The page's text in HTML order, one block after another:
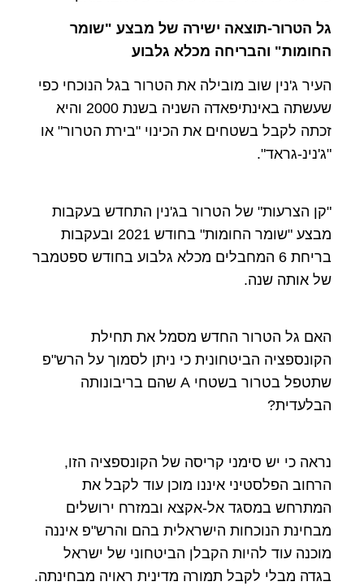
גל הטרור-תוצאה ישירה של מבצע "שומר
החומות" והבריחה מכלא גלבוע
העיר ג'נין שוב מובילה את הטרור בגל הנוכחי כפי
שעשתה באינתיפאדה השניה בשנת 2000 והיא
זכתה לקבל בשטחים את הכינוי "בירת הטרור" או
"ג'נינ-גראד".
"קן הצרעות" של הטרור בג'נין התחדש בעקבות
מבצע "שומר החומות" בחודש 2021 ובעקבות
בריחת 6 המחבלים מכלא גלבוע בחודש ספטמבר
של אותה שנה.
האם גל הטרור החדש מסמל את תחילת
הקונספציה הביטחונית כי ניתן לסמוך על הרש"פ
שתטפל בטרור בשטחי A שהם בריבונותה
הבלעדית?
נראה כי יש סימני קריסה של הקונספציה הזו,
הרחוב הפלסטיני איננו מוכן עוד לקבל את
המתרחש במסגד אל-אקצא ובמזרח ירושלים
מבחינת הנוכחות הישראלית בהם והרש"פ איננה
מוכנה עוד להיות הקבלן הביטחוני של ישראל
בגדה מבלי לקבל תמורה מדינית ראויה מבחינתה.